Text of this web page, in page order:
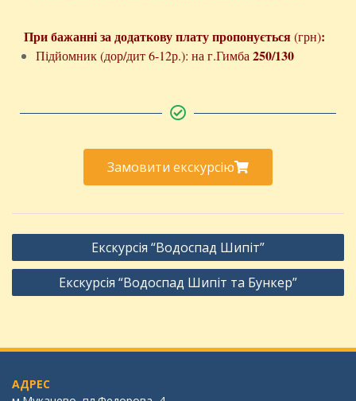
При бажанні за додаткову плату пропонується(грн):
Підйомник (дор/дит 6-12р.): на г.Гимба250/130
Замовити екскурсію
Екскурсія “Водоспад Шипіт”
Екскурсія “Водоспад Шипіт та Бункер”
АДРЕС